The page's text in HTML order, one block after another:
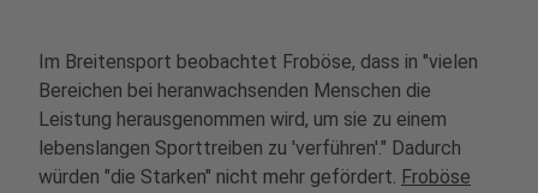
Im Breitensport beobachtet Froböse, dass in "vielen
Bereichen bei heranwachsenden Menschen die
Leistung herausgenommen wird, um sie zu einem
lebenslangen Sporttreiben zu 'verführen'." Dadurch
würden "die Starken" nicht mehr gefördert. Froböse